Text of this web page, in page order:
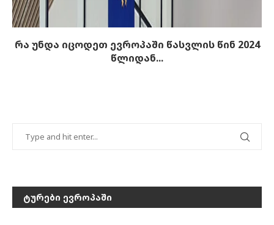
რა უნდა იცოდეთ ევროპაში წასვლის წინ 2024
წლიდან...
ᲢᲣᲠᲔᲑᲘ ᲔᲕᲠᲝᲞᲐᲨᲘ